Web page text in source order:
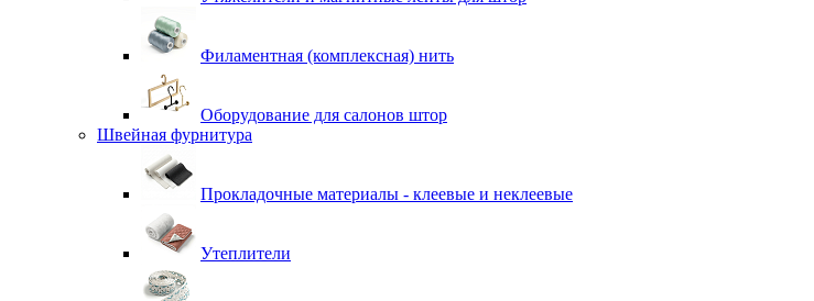
Филаментная (комплексная) нить
Оборудование для салонов штор
Швейная фурнитура
Прокладочные материалы - клеевые и неклеевые
Утеплители